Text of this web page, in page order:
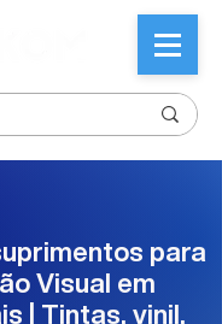
para
Visual em
| Tintas, vinil,